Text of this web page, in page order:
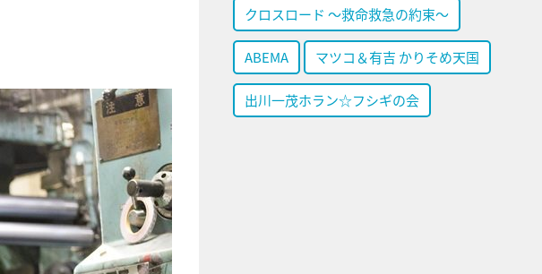
クロスロード ～救命救急の約束～
ABEMA マツコ＆有吉 かりそめ天国
出川一茂ホラン☆フシギの会